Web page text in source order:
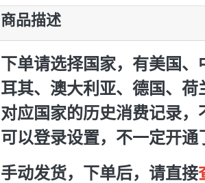
商品描述
下单请选择国家，有美国
耳其、澳大利亚、德国、
对应国家的历史消费记录
可以登录设置，不一定开通
手动发货，下单后，请直接